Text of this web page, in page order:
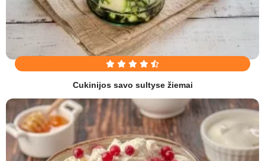
Cukinijos savo sultyse žiemai